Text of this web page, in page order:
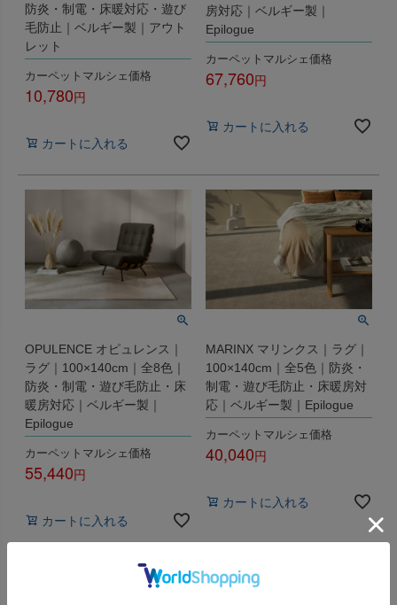
防炎・制電・床暖対応・遊び
毛防止｜ベルギー製｜アウト
レット
カーペットマルシェ価格
10,780
カートに入れる
房対応｜ベルギー製｜
Epilogue
カーペットマルシェ価格
67,760
カートに入れる
OPULENCE オピュレンス｜
ラグ｜100×140cm｜全8色｜
防炎・制電・遊び毛防止・床
暖房対応｜ベルギー製｜
Epilogue
カーペットマルシェ価格
55,440
カートに入れる
MARINX マリンクス｜ラグ｜
100×140cm｜全5色｜防炎・
制電・遊び毛防止・床暖房対
応｜ベルギー製｜Epilogue
カーペットマルシェ価格
40,040
カートに入れる